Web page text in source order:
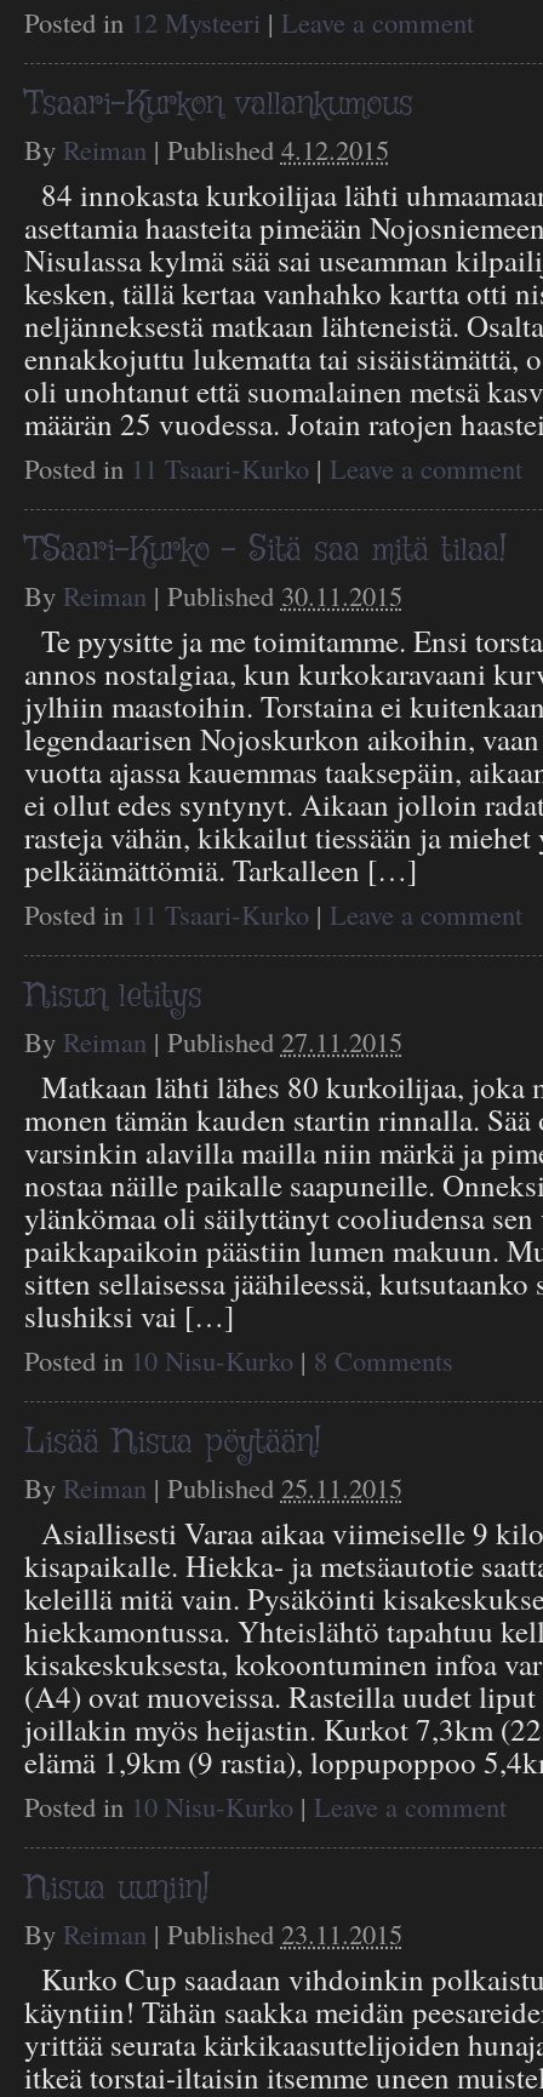
Posted in 12 Mysteeri | Leave a comment
Tsaari-Kurkon vallankumous
By Reiman | Published 4.12.2015
84 innokasta kurkoilijaa lähti
asettamia haasteita pimeään
Nisulassa kylmä sää sai useamman
kesken, tällä kertaa vanhahko kartta otti
neljänneksestä matkaan lähteneistä.
ennakkojuttu lukematta tai sisäistämättä,
oli unohtanut että suomalainen metsä
määrän 25 vuodessa. Jotain ratojen
Posted in 11 Tsaari-Kurko | Leave a comment
TSaari-Kurko – Sitä saa mitä tilaa!
By Reiman | Published 30.11.2015
Te pyysitte ja me toimitamme. Ensi
annos nostalgiaa, kun kurkokaravaani
jylhiin maastoihin. Torstaina ei
legendaarisen Nojoskurkon aikoihin,
vuotta ajassa kauemmas taaksepäin,
ei ollut edes syntynyt. Aikaan jolloin
rasteja vähän, kikkailut tiessään ja miehet
pelkäämättömiä. Tarkalleen […]
Posted in 11 Tsaari-Kurko | Leave a comment
Nisun letitys
By Reiman | Published 27.11.2015
Matkaan lähti lähes 80 kurkoilijaa, joka
monen tämän kauden startin rinnalla.
varsinkin alavilla mailla niin märkä ja
nostaa näille paikalle saapuneille.
ylänkömaa oli säilyttänyt cooliudensa
paikkapaikoin päästiin lumen makuun.
sitten sellaisessa jäähileessä, kutsutaanko
slushiksi vai […]
Posted in 10 Nisu-Kurko | 8 Comments
Lisää Nisua pöytään!
By Reiman | Published 25.11.2015
Asiallisesti Varaa aikaa viimeiselle 9
kisapaikalle. Hiekka- ja metsäautotie
keleillä mitä vain. Pysäköinti
hiekkamontussa. Yhteislähtö tapahtuu
kisakeskuksesta, kokoontuminen infoa
(A4) ovat muoveissa. Rasteilla uudet
joillakin myös heijastin. Kurkot 7,3km
elämä 1,9km (9 rastia), loppupoppoo
Posted in 10 Nisu-Kurko | Leave a comment
Nisua uuniin!
By Reiman | Published 23.11.2015
Kurko Cup saadaan vihdoinkin
käyntiin! Tähän saakka meidän
yrittää seurata kärkikaasuttelijoiden
itkeä torstai-iltaisin itsemme uneen